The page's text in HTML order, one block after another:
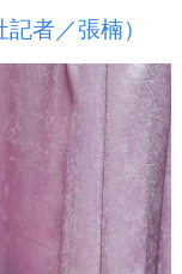
者／張楠）